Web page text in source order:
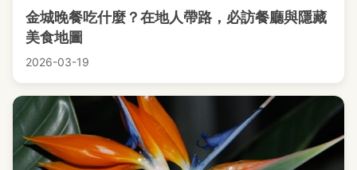
金城晚餐吃什麼？在地人帶路，必訪餐廳與隱藏
美食地圖
2026-03-19